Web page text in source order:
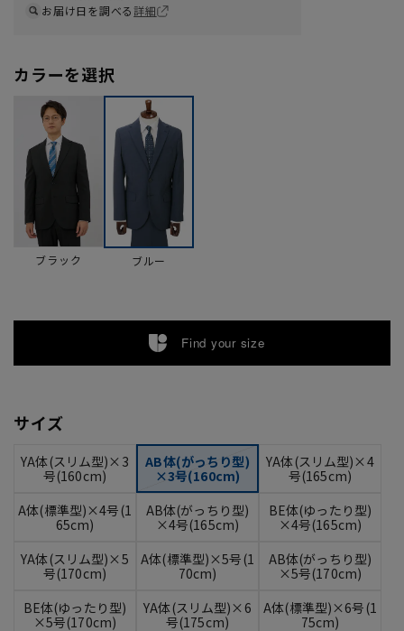
お届け日を調べる詳細
カラーを選択
ブラック ブルー
Find your size
サイズ
YA体(スリム型)×3
号(160cm)
AB体(がっちり型)
×3号(160cm)
YA体(スリム型)×4
号(165cm)
A体(標準型)×4号(1
65cm)
AB体(がっちり型)
×4号(165cm)
BE体(ゆったり型)
×4号(165cm)
YA体(スリム型)×5
号(170cm)
A体(標準型)×5号(1
70cm)
AB体(がっちり型)
×5号(170cm)
BE体(ゆったり型)
×5号(170cm)
YA体(スリム型)×6
号(175cm)
A体(標準型)×6号(1
75cm)